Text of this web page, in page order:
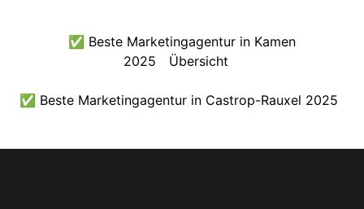
✅ Beste Marketingagentur in Kamen
2025
Übersicht
✅ Beste Marketingagentur in Castrop-Rauxel 2025